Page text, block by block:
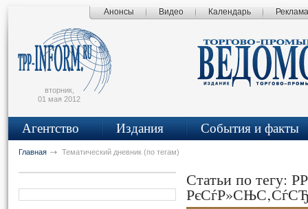
Анонсы Видео Календарь Реклама
вторник,
01 мая 2012
Агентство Издания События и факты
Главная Тематический дневник (по тегам)
Статьи по тегу: